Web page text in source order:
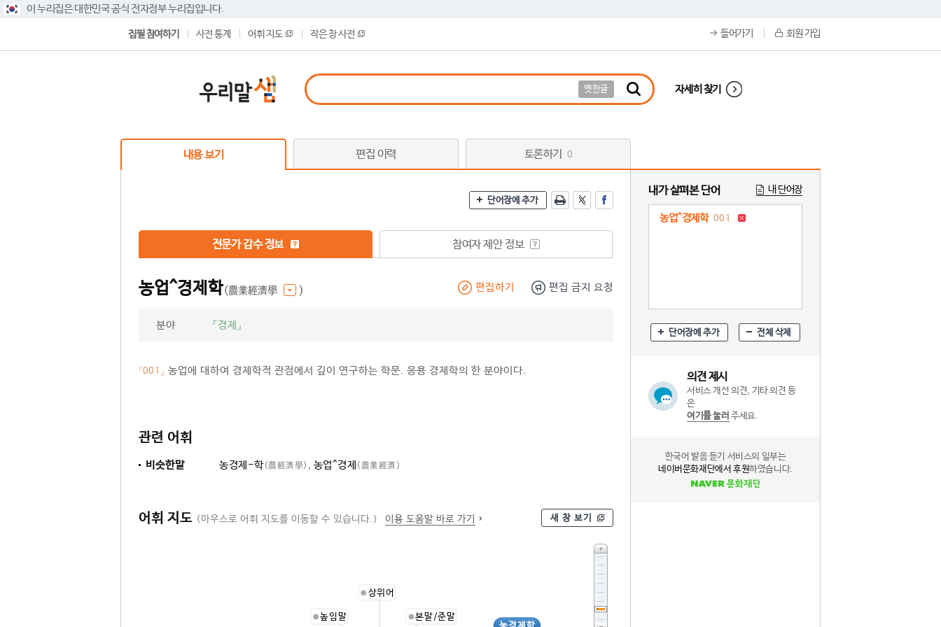
이 누리집은 대한민국 공식 전자정부 누리집입니다.
집필 참여하기 사전 통계 어휘 지도 작은 창 사전 들어가기 회원 가입
옛한글 자세히 찾기
내용 보기 편집 이력 토론하기 0
단어장에 추가
전문가 감수 정보 참여자 제안 정보
농업^경제학(農業經濟學 ) 편집하기 편집 금지 요청
분야 『경제』
「001」 농업에 대하여 경제학적 관점에서 깊이 연구하는 학문. 응용 경제학의 한 분야이다.
관련 어휘
비슷한말 농경제-학(農經濟學) , 농업^경제 (農業經濟)
어휘 지도 (마우스로 어휘 지도를 이동할 수 있습니다.) 이용 도움말 바로 가기 새 창 보기
상위어
본말/준말
높임말
내가 살펴본 단어 내 단어장
농업^경제학 001
단어장에 추가 전체 삭제
의견 제시
서비스 개선 의견, 기타 의견 등
은
여기를 눌러 주세요.
한국어 발음 듣기 서비스의 일부는
네이버문화재단에서 후원하였습니다.